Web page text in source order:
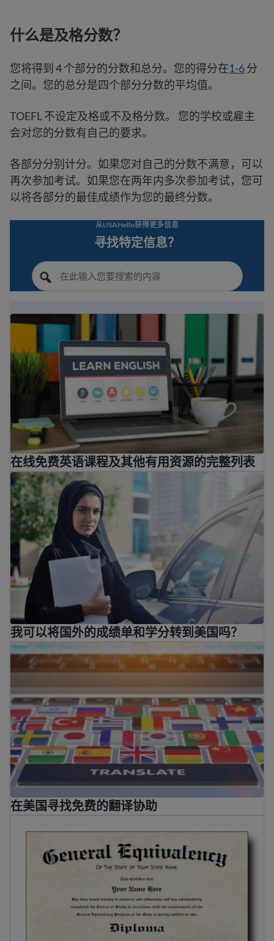
什么是及格分数？
您将得到 4 个部分的分数和总分。您的得分在1-6分
之间。您的总分是四个部分分数的平均值。
TOEFL 不设定及格或不及格分数。 您的学校或雇主
会对您的分数有自己的要求。
各部分分别计分。如果您对自己的分数不满意，可以
再次参加考试。如果您在两年内多次参加考试，您可
以将各部分的最佳成绩作为您的最终分数。
从USAHello获得更多信息
寻找特定信息？
在线免费英语课程及其他有用资源的完整列表
在线免费英语课程及其他有用资源的完整列表
我可以将国外的成绩单和学分转到美国吗？
我可以将国外的成绩单和学分转到美国吗？
在美国寻找免费的翻译协助
在美国寻找免费的翻译协助